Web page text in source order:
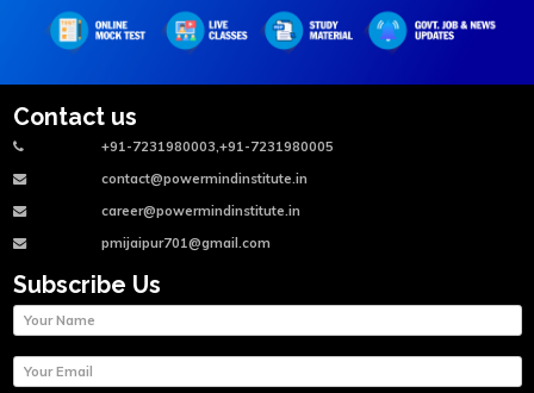
Contact us
+91-7231980003,+91-7231980005
contact@powermindinstitute.in
career@powermindinstitute.in
pmijaipur701@gmail.com
Subscribe Us